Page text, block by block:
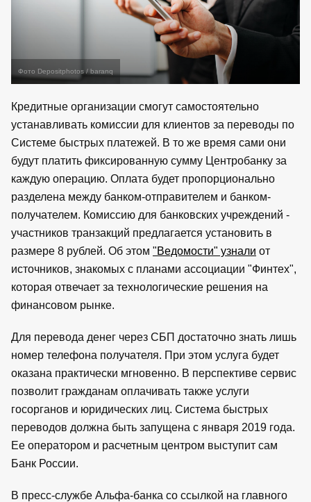
Фото Depositphotos / baranq
Кредитные организации смогут самостоятельно
устанавливать комиссии для клиентов за переводы по
Системе быстрых платежей. В то же время сами они
будут платить фиксированную сумму Центробанку за
каждую операцию. Оплата будет пропорционально
разделена между банком-отправителем и банком-
получателем. Комиссию для банковских учреждений -
участников транзакций предлагается установить в
размере 8 рублей. Об этом "Ведомости" узнали от
источников, знакомых с планами ассоциации "Финтех",
которая отвечает за технологические решения на
финансовом рынке.
Для перевода денег через СБП достаточно знать лишь
номер телефона получателя. При этом услуга будет
оказана практически мгновенно. В перспективе сервис
позволит гражданам оплачивать также услуги
госорганов и юридических лиц. Система быстрых
переводов должна быть запущена с января 2019 года.
Ее оператором и расчетным центром выступит сам
Банк России.
В пресс-службе Альфа-банка со ссылкой на главного